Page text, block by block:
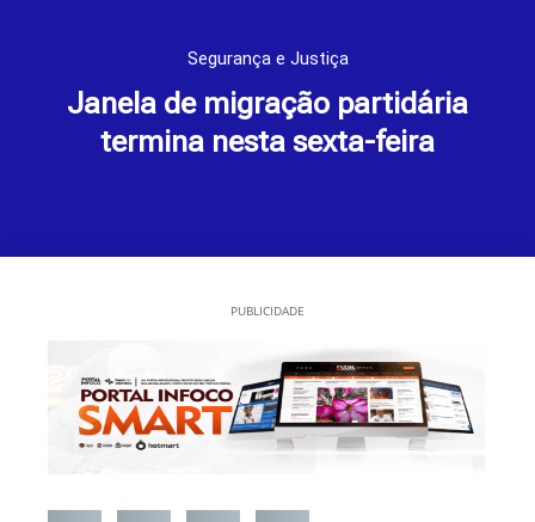
Segurança e Justiça
Janela de migração partidária
termina nesta sexta-feira
PUBLICIDADE